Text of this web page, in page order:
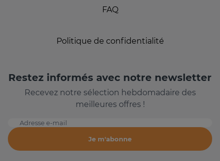
FAQ
Politique de confidentialité
Restez informés avec notre newsletter
Recevez notre sélection hebdomadaire des
meilleures offres !
Adresse e-mail
Je m'abonne